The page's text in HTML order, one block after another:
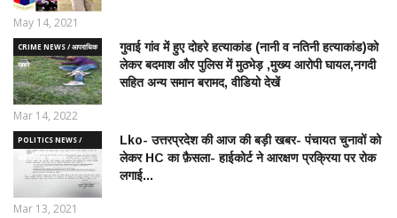
May 14, 2021
CRIME NEWS / आपराधिक
ख़बरे
गुवाई गांव में हुए दोहरे हत्याकांड (नानी व नतिनी हत्याकांड)को
लेकर बदमाश और पुलिस में मुठभेड़ ,मुख्य आरोपी घायल,नगदी
सहित अन्य समान बरामद, वीडियो देखें
Mar 14, 2022
POLITICS NEWS /
राजनीतिक समाचार
Lko- उत्तरप्रदेश की आज की बड़ी खबर- पंचायत चुनावों को
लेकर HC का फ़ैसला- हाईकोर्ट ने आरक्षण प्रक्रिया पर रोक
लगाई...
Mar 13, 2021